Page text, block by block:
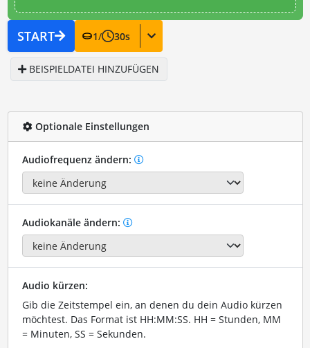
START 1/ 30s
BEISPIELDATEI HINZUFÜGEN
Optionale Einstellungen
Audiofrequenz ändern:
Audiokanäle ändern:
Audio kürzen:
Gib die Zeitstempel ein, an denen du dein Audio kürzen
möchtest. Das Format ist HH:MM:SS. HH = Stunden, MM
= Minuten, SS = Sekunden.